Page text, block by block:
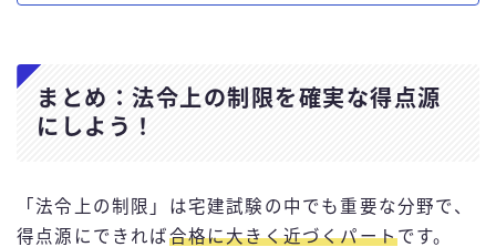
まとめ：法令上の制限を確実な得点源
にしよう！
「法令上の制限」は宅建試験の中でも重要な分野で、
得点源にできれば合格に大きく近づくパートです。